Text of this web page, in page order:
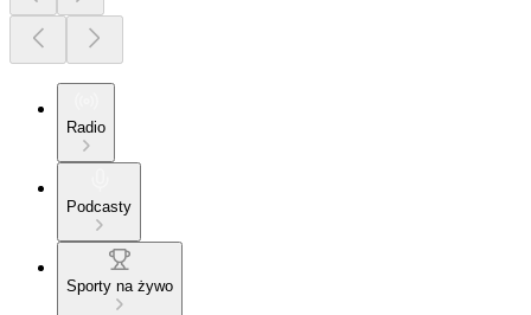
Radio
Podcasty
Sporty na żywo